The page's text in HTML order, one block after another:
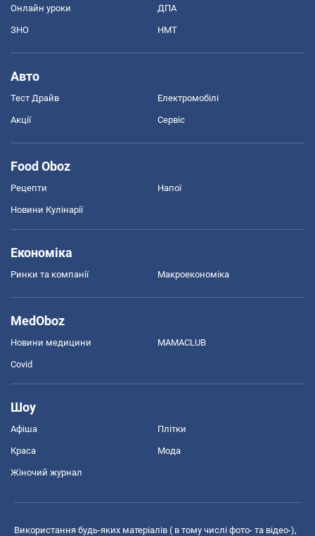
Онлайн уроки ДПА
ЗНО НМТ
Авто
Тест Драйв Електромобілі
Акції Сервіс
Food Oboz
Рецепти Напої
Новини Кулінарії
Економіка
Ринки та компанії Макроекономіка
MedOboz
Новини медицини MAMACLUB
Covid
Шоу
Афіша Плітки
Краса Мода
Жіночий журнал
Використання будь-яких матеріалів ( в тому числі фото- та відео-),